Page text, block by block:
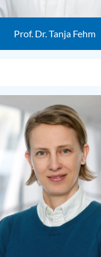
Prof. Dr. Tanja Fehm